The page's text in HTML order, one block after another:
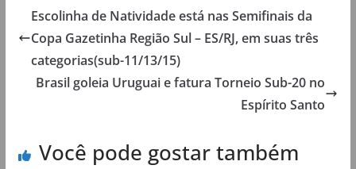
Escolinha de Natividade está nas Semifinais da
Copa Gazetinha Região Sul – ES/RJ, em suas três
categorias(sub-11/13/15)
Brasil goleia Uruguai e fatura Torneio Sub-20 no
Espírito Santo
Você pode gostar também